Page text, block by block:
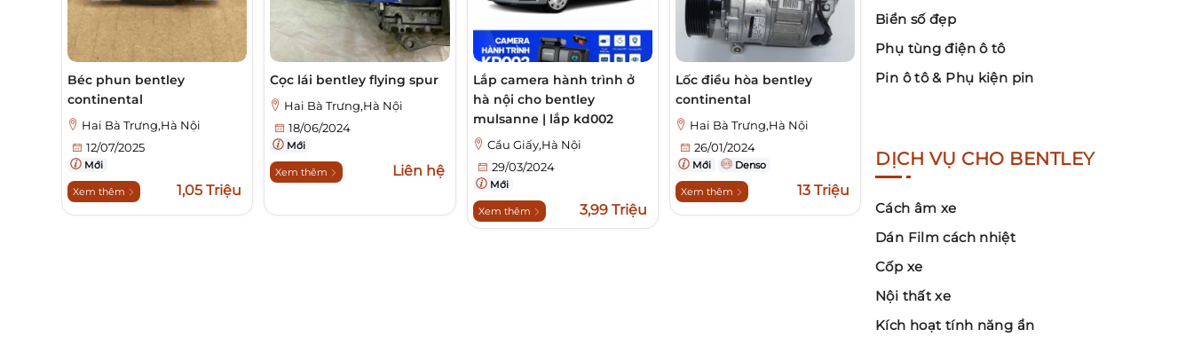
Béc phun bentley
continental
Hai Bà Trưng,Hà Nội
12/07/2025
Mới
Xem thêm 1,05 Triệu
Cọc lái bentley flying spur
Hai Bà Trưng,Hà Nội
18/06/2024
Mới
Xem thêm Liên hệ
Lắp camera hành trình ở
hà nội cho bentley
mulsanne | lắp kd002
Cầu Giấy,Hà Nội
29/03/2024
Mới
Xem thêm 3,99 Triệu
Lốc điều hòa bentley
continental
Hai Bà Trưng,Hà Nội
26/01/2024
Mới Denso
Xem thêm 13 Triệu
Biển số đẹp
Phụ tùng điện ô tô
Pin ô tô & Phụ kiện pin
DỊCH VỤ CHO BENTLEY
Cách âm xe
Dán Film cách nhiệt
Cốp xe
Nội thất xe
Kích hoạt tính năng ẩn